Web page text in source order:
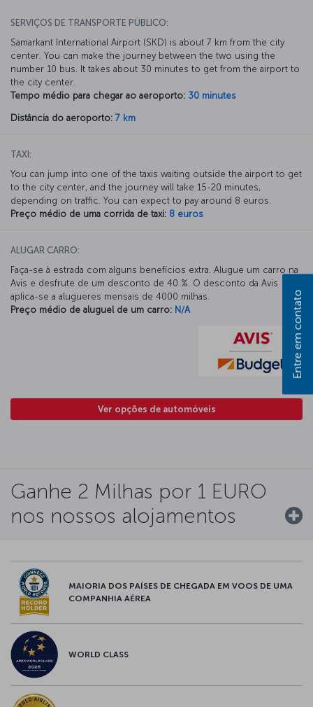
SERVIÇOS DE TRANSPORTE PÚBLICO:
Samarkant International Airport (SKD) is about 7 km from the city
center. You can make the journey between the two using the
number 10 bus. It takes about 30 minutes to get from the airport to
the city center.
Tempo médio para chegar ao aeroporto: 30 minutes
Distância do aeroporto: 7 km
TAXI:
You can jump into one of the taxis waiting outside the airport to get
to the city center, and the journey will take 15-20 minutes,
depending on traffic. You can expect to pay around 8 euros.
Preço médio de uma corrida de taxi: 8 euros
ALUGAR CARRO:
Faça-se à estrada com alguns benefícios extra. Alugue um carro na
Avis e desfrute de um desconto de 40 %. O desconto da Avis
aplica-se a alugueres mensais de 4000 milhas.
Preço médio de aluguel de um carro: N/A
Ver opções de automóveis
Ganhe 2 Milhas por 1 EURO
nos nossos alojamentos
MAIORIA DOS PAÍSES DE CHEGADA EM VOOS DE UMA
COMPANHIA AÉREA
WORLD CLASS
Entre em contato